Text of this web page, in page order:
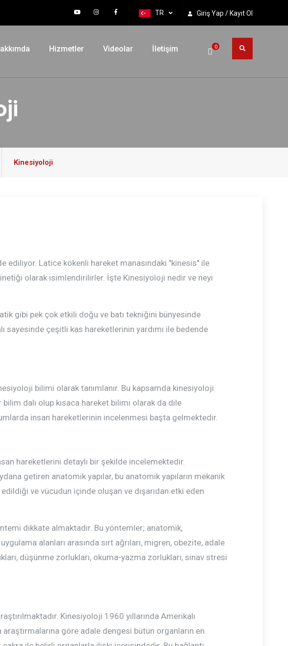
TR Giriş Yap / Kayıt Ol
Hizmetler Videolar İletişim 0
Kinesiyoloji
ediliyor. Latice kökenli hareket manasındaki "kinesis" ile
olarak isimlendirilirler. İşte Kinesiyoloji nedir ve neyi
gibi pek çok etkili doğu ve batı tekniğini bünyesinde
sayesinde çeşitli kas hareketlerinin yardımı ile bedende
bilimi olarak tanımlanır. Bu kapsamda kinesiyoloji
dalı olup kısaca hareket bilimi olarak da dile
insan hareketlerinin incelenmesi başta gelmektedir.
hareketlerini detaylı bir şekilde incelemektedir.
getiren anatomik yapılar, bu anatomik yapıların mekanik
ve vücudun içinde oluşan ve dışarıdan etki eden
dikkate almaktadır. Bu yöntemler; anatomik,
alanları arasında sırt ağrıları, migren, obezite, adale
düşünme zorlukları, okuma-yazma zorlukları, sınav stresi
Kinesiyoloji 1960 yıllarında Amerikalı
göre adale dengesi bütün organların en